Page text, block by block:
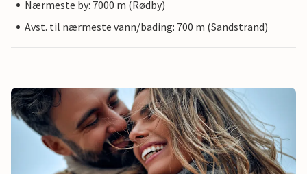
Nærmeste by: 7000 m (Rødby)
Avst. til nærmeste vann/bading: 700 m (Sandstrand)